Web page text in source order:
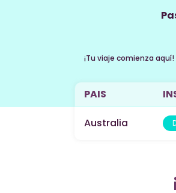
¡Tu viaje comienza aquí!
PAIS
Australia